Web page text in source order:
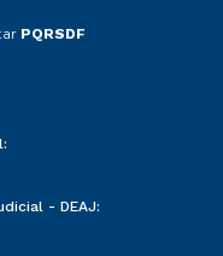
PQRSDF
- DEAJ: